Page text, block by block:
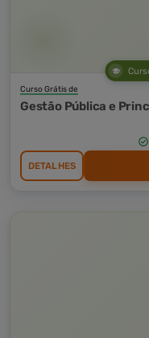
Curso Grátis de
Gestão Pública e
DETALHES